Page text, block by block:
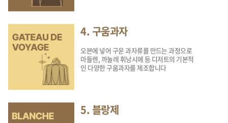
4. 구움과자
오븐에 넣어 구운 과자류를 만드는 과정으로
마들렌, 까눌레 휘낭시에 등 디저트의 기본적
인 다양한 구움과자를 제조합니다
5. 블랑제